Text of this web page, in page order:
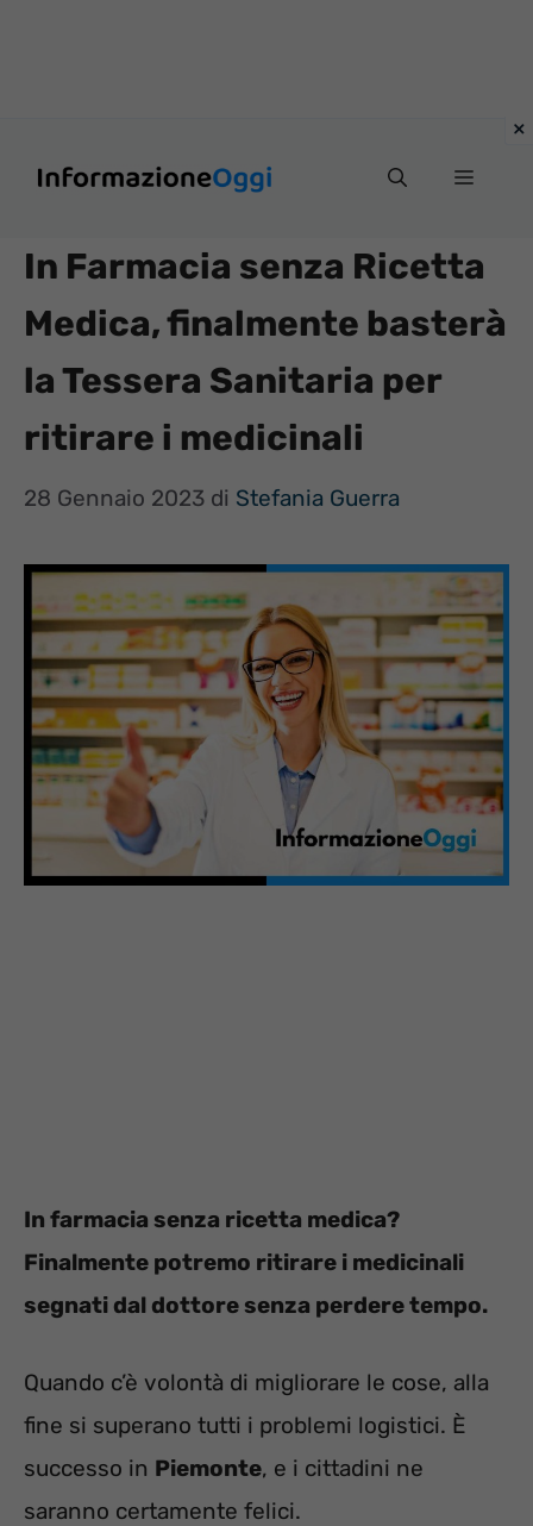
Menu
In Farmacia senza Ricetta
Medica, finalmente basterà
la Tessera Sanitaria per
ritirare i medicinali
28 Gennaio 2023 di Stefania Guerra
In farmacia senza ricetta medica?
Finalmente potremo ritirare i medicinali
segnati dal dottore senza perdere tempo.
Quando c’è volontà di migliorare le cose, alla
fine si superano tutti i problemi logistici. È
successo in Piemonte, e i cittadini ne
saranno certamente felici.